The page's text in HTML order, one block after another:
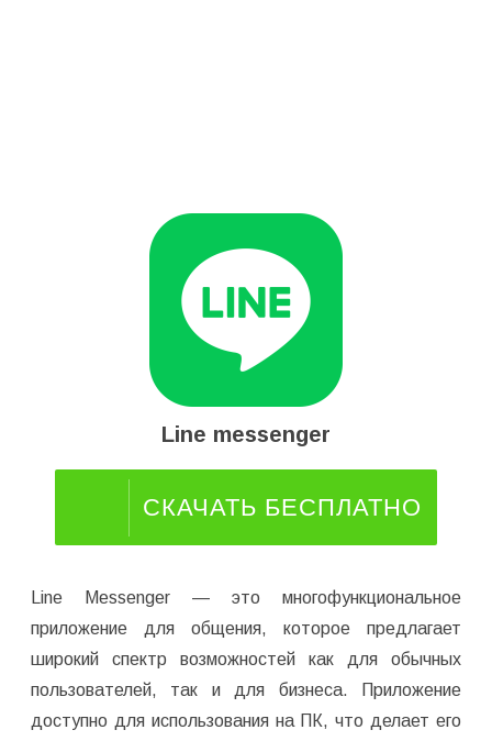
Line messenger
СКАЧАТЬ БЕСПЛАТНО
Line Messenger — это многофункциональное
приложение для общения, которое предлагает
широкий спектр возможностей как для обычных
пользователей, так и для бизнеса. Приложение
доступно для использования на ПК, что делает его